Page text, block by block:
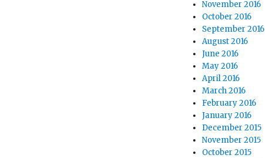
November 2016
October 2016
September 2016
August 2016
June 2016
May 2016
April 2016
March 2016
February 2016
January 2016
December 2015
November 2015
October 2015